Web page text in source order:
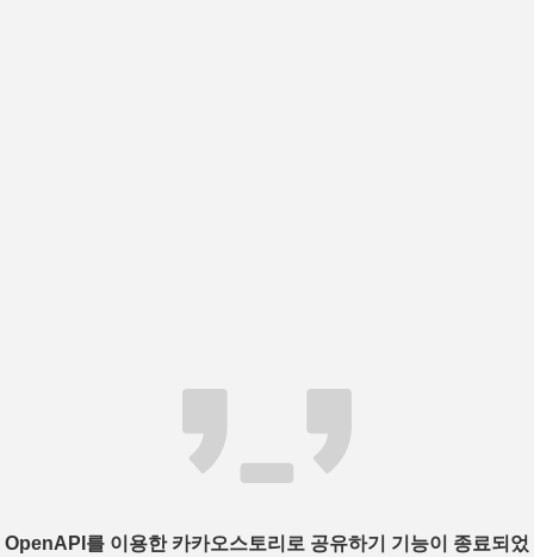
OpenAPI를 이용한 카카오스토리로 공유하기 기능이 종료되었